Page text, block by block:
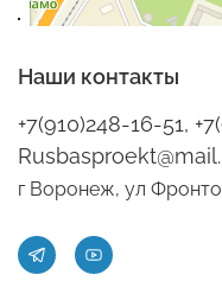
Наши контакты
+7(910)248-16-51,
г Воронеж, ул